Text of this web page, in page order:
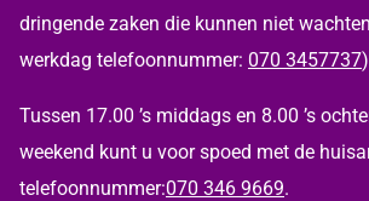
dringende zaken die kunnen niet
werkdag telefoonnummer: 070 3457737
Tussen 17.00 ’s middags en 8.00 ’s
weekend kunt u voor spoed met de
telefoonnummer:070 346 9669.